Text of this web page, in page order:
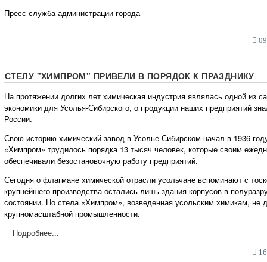
Пресс-служба администрации города
СТЕЛУ "ХИМПРОМ" ПРИВЕЛИ В ПОРЯДОК К ПРАЗДНИКУ
На протяжении долгих лет химическая индустрия являлась одной из
экономики для Усолья-Сибирского, о продукции наших предприятий
России.
Свою историю химический завод в Усолье-Сибирском начал в 1936
«Химпром» трудилось порядка 13 тысяч человек, которые своим
обеспечивали безостановочную работу предприятий.
Сегодня о флагмане химической отрасли усольчане вспоминают с
крупнейшего производства остались лишь здания корпусов в
состоянии. Но стела «Химпром», возведенная усольским химикам, не
крупномасштабной промышленности.
Подробнее...